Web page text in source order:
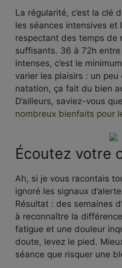
La régularité, c’est la clé
les séances intensives et
respectant des temps de
suffisants. 36 à 72h
intenses, c’est le
varier les plaisirs : un peu
natation, ça fait du bien
D’ailleurs, saviez-vous que
nombreux bienfaits pour
Écoutez votre
Ah, si je vous racontais
ignoré les signaux
Résultat : des semaines
à reconnaître la
fatigue et une douleur
doute, levez le pied.
séance que risquer une